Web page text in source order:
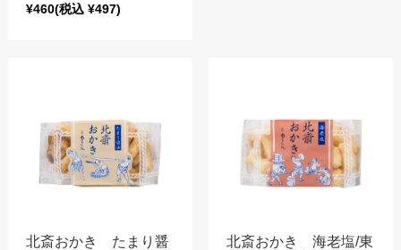
¥460(税込 ¥497)
北斎おかき たまり醤
北斎おかき 海老塩/東